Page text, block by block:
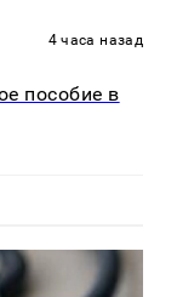
4 часа назад
пособие в